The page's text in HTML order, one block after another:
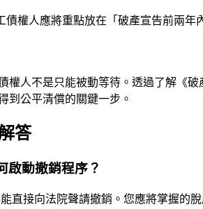
債權人應將重點放在「破產宣告前兩年
權人不是只能被動等待。透過了解《
到公平清償的關鍵一步。
答
啟動撤銷程序？
直接向法院聲請撤銷。您應將掌握的